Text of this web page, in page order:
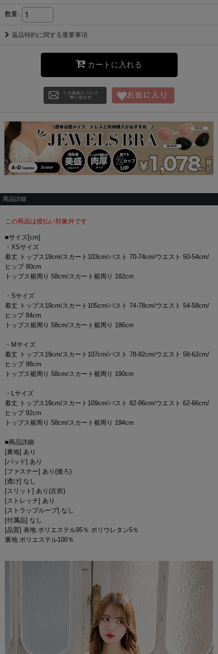
数量:
返品特約に関する重要事項
カートに入れる
商品詳細
この商品は後払い対象外です
■サイズ[cm]
・XSサイズ
着丈 トップス19cm/スカート103cm/バスト 70-74cm/ウエスト 50-54cm/
ヒップ 80cm
トップス裾周り 58cm/スカート裾周り 182cm
・Sサイズ
着丈 トップス19cm/スカート105cm/バスト 74-78cm/ウエスト 54-58cm/
ヒップ 84cm
トップス裾周り 58cm/スカート裾周り 186cm
・Mサイズ
着丈 トップス19cm/スカート107cm/バスト 78-82cm/ウエスト 58-62cm/
ヒップ 88cm
トップス裾周り 58cm/スカート裾周り 190cm
・Lサイズ
着丈 トップス19cm/スカート109cm/バスト 82-86cm/ウエスト 62-66cm/
ヒップ 92cm
トップス裾周り 58cm/スカート裾周り 194cm
■商品詳細
[裏地] あり
[パッド] あり
[ファスナー] あり(後ろ)
[透け] なし
[スリット] あり(左前)
[ストレッチ] あり
[ストラップループ] なし
[付属品] なし
[品質] 表地 ポリエステル95％ ポリウレタン5％
裏地 ポリエステル100％